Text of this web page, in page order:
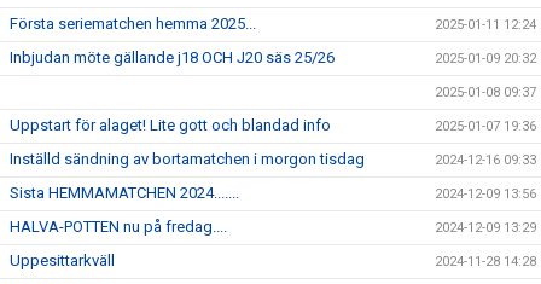
Första seriematchen hemma 2025... 2025-01-11 12:24
Inbjudan möte gällande j18 OCH J20 säs 25/26 2025-01-09 20:32
2025-01-08 09:37
Uppstart för alaget! Lite gott och blandad info 2025-01-07 19:36
Inställd sändning av bortamatchen i morgon tisdag 2024-12-16 09:33
Sista HEMMAMATCHEN 2024....... 2024-12-09 13:56
HALVA-POTTEN nu på fredag.... 2024-12-09 13:29
Uppesittarkväll 2024-11-28 14:28